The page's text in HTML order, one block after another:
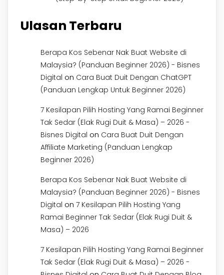
Ulasan Terbaru
Berapa Kos Sebenar Nak Buat Website di
Malaysia? (Panduan Beginner 2026) - Bisnes
Digital on Cara Buat Duit Dengan ChatGPT
(Panduan Lengkap Untuk Beginner 2026)
7 Kesilapan Pilih Hosting Yang Ramai Beginner
Tak Sedar (Elak Rugi Duit & Masa) – 2026 -
Bisnes Digital on Cara Buat Duit Dengan
Affiliate Marketing (Panduan Lengkap
Beginner 2026)
Berapa Kos Sebenar Nak Buat Website di
Malaysia? (Panduan Beginner 2026) - Bisnes
Digital on 7 Kesilapan Pilih Hosting Yang
Ramai Beginner Tak Sedar (Elak Rugi Duit &
Masa) – 2026
7 Kesilapan Pilih Hosting Yang Ramai Beginner
Tak Sedar (Elak Rugi Duit & Masa) – 2026 -